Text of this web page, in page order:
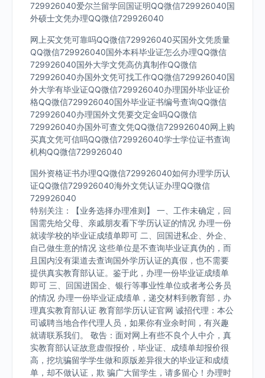
729926040爱尔兰留学回国证明QQ微信729926040国
外硕士文凭办理QQ微信729926040
网上买文凭可靠吗QQ微信729926040买国外文凭质量
QQ微信729926040国外本科毕业证怎么办理QQ微信
729926040国外大学文凭高仿真制作QQ微信
729926040办国外文凭可找工作QQ微信729926040国
外大学有毕业证QQ微信729926040办理国外毕业证价
格QQ微信729926040国外毕业证书编号查询QQ微信
729926040办理国外文凭要交定金吗QQ微信
729926040办国外可查文凭QQ微信729926040网上购
买真文凭可信吗QQ微信729926040学士学位证书查询
机构QQ微信729926040
国外资格证书办理QQ微信729926040如何办理学历认
证QQ微信729926040海外文凭认证办理QQ微信
729926040
特别关注：【业务选择办理准则】 一、工作未确定，回
国需先给父母、亲戚朋友看下学历认证的情况 办理一份
就读学校的毕业证成绩单即可 二、回国进私企、外企、
自己做生意的情况 这些单位是不查询毕业证真伪的，而
且国内没有渠道去查询国外学历认证的真假，也不需要
提供真实教育部认证。鉴于此，办理一份毕业证成绩单
即可 三、回国进国企、银行等事业性单位或者考公务员
的情况 办理一份毕业证成绩单，递交材料到教育部，办
理真实教育部认证 教育部学历认证官网 诚招代理：本公
司诚聘当地合作代理人员，如果你有业余时间，有兴趣
就请联系我们。 敬告：面对网上有些不良个人中介，真
实教育部认证故意虚假报价，毕业证、成绩单却报价很
高，挖坑骗留学学生做和原版差异很大的毕业证和成绩
单，却不做认证，欺 骗广大留学生，请多留心！办理时